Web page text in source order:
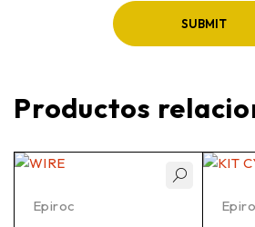
Productos
Epiroc